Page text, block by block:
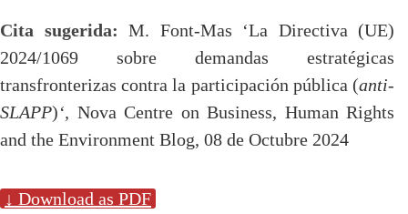
Cita sugerida: M. Font-Mas ‘La Directiva (UE)
2024/1069 sobre demandas estratégicas
transfronterizas contra la participación pública (anti-
SLAPP)‘, Nova Centre on Business, Human Rights
and the Environment Blog, 08 de Octubre 2024
↓ Download as PDF